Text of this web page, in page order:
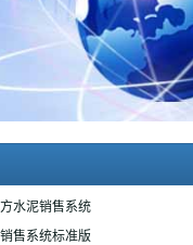
水泥销售系统
售系统标准版